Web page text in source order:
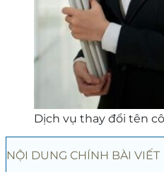
Dịch vụ thay đổi tên
NỘI DUNG CHÍNH BÀI VIẾT